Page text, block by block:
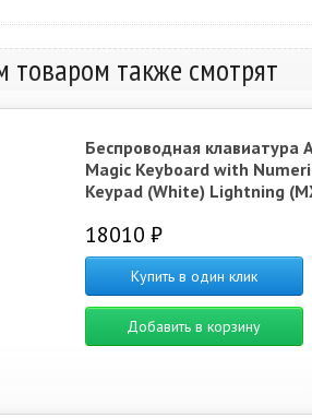
товаром также смотрят
Беспроводная клавиатура
Magic Keyboard with
Keypad (White) Lightning
18010 ₽
Купить в один клик
Добавить в корзину